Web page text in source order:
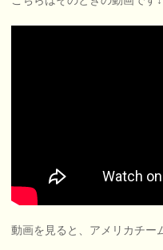
動画を見ると、アメリカチー